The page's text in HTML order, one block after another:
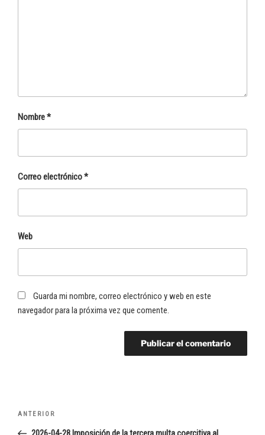
Nombre*
Correo electrónico*
Web
Guarda mi nombre, correo electrónico y web en este
navegador para la próxima vez que comente.
Navegación
Entrada
anterior:
ANTERIOR